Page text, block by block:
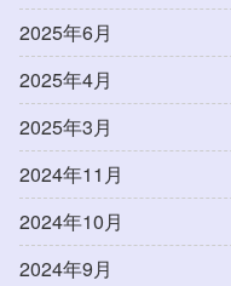
2025年6月
2025年4月
2025年3月
2024年11月
2024年10月
2024年9月